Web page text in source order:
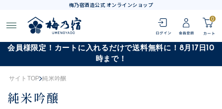
梅乃宿酒造公式 オンラインショップ
0
会員様限定！カートに入れるだけで送料無料に！8月17日10
時まで！
サイトTOP 純米吟醸
純米吟醸